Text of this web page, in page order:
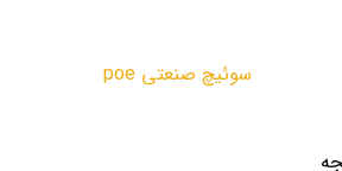
سوئیچ صنعتی poe